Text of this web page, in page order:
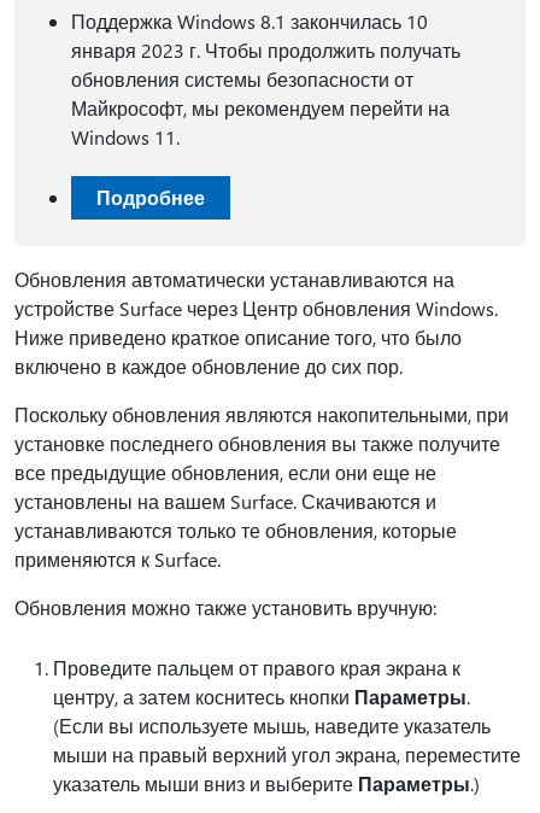
Поддержка Windows 8.1 закончилась 10
января 2023 г. Чтобы продолжить получать
обновления системы безопасности от
Майкрософт, мы рекомендуем перейти на
Windows 11.
Подробнее
Обновления автоматически устанавливаются на
устройстве Surface через Центр обновления Windows.
Ниже приведено краткое описание того, что было
включено в каждое обновление до сих пор.
Поскольку обновления являются накопительными, при
установке последнего обновления вы также получите
все предыдущие обновления, если они еще не
установлены на вашем Surface. Скачиваются и
устанавливаются только те обновления, которые
применяются к Surface.
Обновления можно также установить вручную:
Проведите пальцем от правого края экрана к
центру, а затем коснитесь кнопки Параметры.
(Если вы используете мышь, наведите указатель
мыши на правый верхний угол экрана, переместите
указатель мыши вниз и выберите Параметры.)